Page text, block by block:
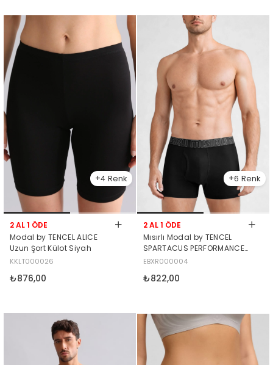
4
2 AL 1 ÖDE
Modal by TENCEL ALICE
Uzun Şort Külot Siyah
KKLT000026
₺876,00
6
2 AL 1 ÖDE
Mısırlı Modal by TENCEL
SPARTACUS PERFORMANCE
Boxer Siyah
EBXR000004
₺822,00